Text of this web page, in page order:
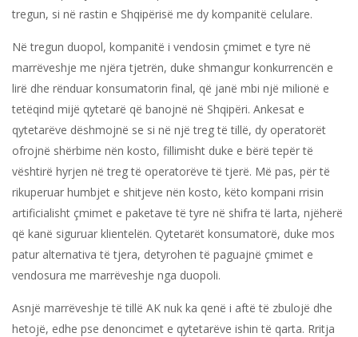
tregun, si në rastin e Shqipërisë me dy kompanitë celulare.
Në tregun duopol, kompanitë i vendosin çmimet e tyre në
marrëveshje me njëra tjetrën, duke shmangur konkurrencën e
lirë dhe rënduar konsumatorin final, që janë mbi një milionë e
tetëqind mijë qytetarë që banojnë në Shqipëri. Ankesat e
qytetarëve dëshmojnë se si në një treg të tillë, dy operatorët
ofrojnë shërbime nën kosto, fillimisht duke e bërë tepër të
vështirë hyrjen në treg të operatorëve të tjerë. Më pas, për të
rikuperuar humbjet e shitjeve nën kosto, këto kompani rrisin
artificialisht çmimet e paketave të tyre në shifra të larta, njëherë
që kanë siguruar klientelën. Qytetarët konsumatorë, duke mos
patur alternativa të tjera, detyrohen të paguajnë çmimet e
vendosura me marrëveshje nga duopoli.
Asnjë marrëveshje të tillë AK nuk ka qenë i aftë të zbulojë dhe
hetojë, edhe pse denoncimet e qytetarëve ishin të qarta. Rritja